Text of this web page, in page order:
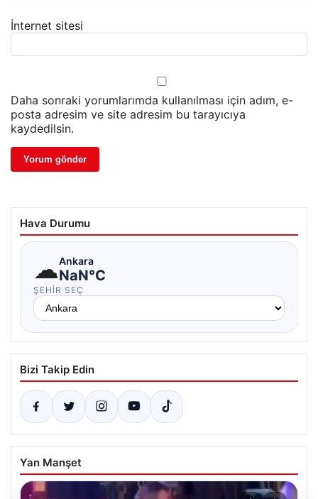
İnternet sitesi
Daha sonraki yorumlarımda kullanılması için adım, e-
posta adresim ve site adresim bu tarayıcıya
kaydedilsin.
Hava Durumu
☁Ankara
NaN°C
ŞEHIR SEÇ
Bizi Takip Edin
Yan Manşet